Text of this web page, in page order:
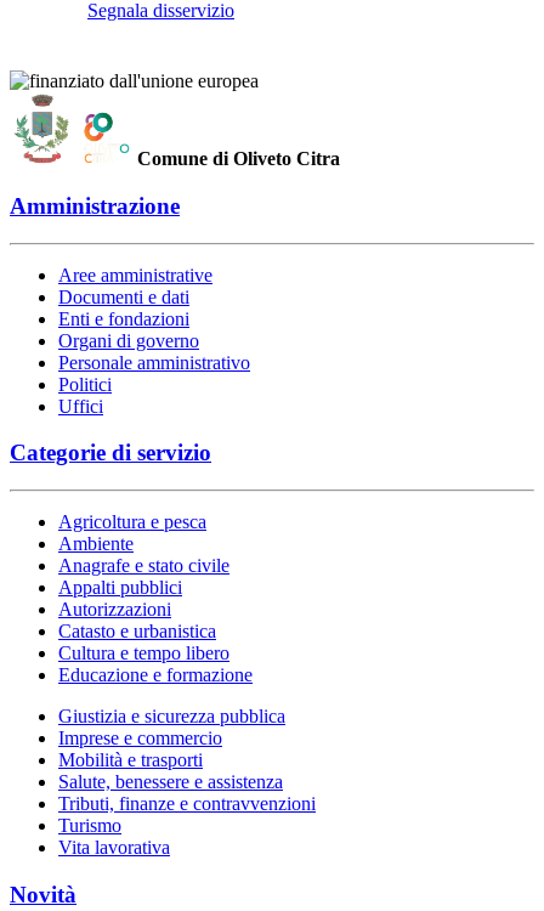
Segnala disservizio
Comune di Oliveto Citra
Amministrazione
Aree amministrative
Documenti e dati
Enti e fondazioni
Organi di governo
Personale amministrativo
Politici
Uffici
Categorie di servizio
Agricoltura e pesca
Ambiente
Anagrafe e stato civile
Appalti pubblici
Autorizzazioni
Catasto e urbanistica
Cultura e tempo libero
Educazione e formazione
Giustizia e sicurezza pubblica
Imprese e commercio
Mobilità e trasporti
Salute, benessere e assistenza
Tributi, finanze e contravvenzioni
Turismo
Vita lavorativa
Novità